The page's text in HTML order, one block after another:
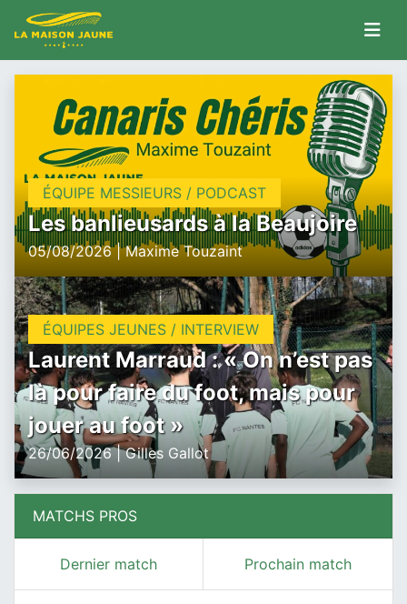
ÉQUIPE MESSIEURS / PODCAST
Les banlieusards à la Beaujoire
05/08/2026 | Maxime Touzaint
ÉQUIPES JEUNES / INTERVIEW
Laurent Marraud : « On n’est pas
là pour faire du foot, mais pour
jouer au foot »
26/06/2026 | Gilles Gallot
MATCHS PROS
Dernier match Prochain match